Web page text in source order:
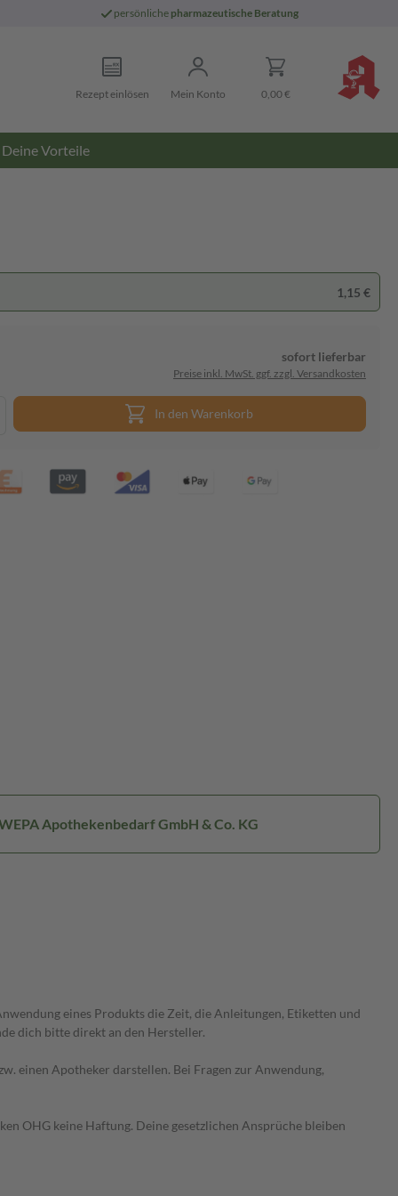
persönliche pharmazeutische Beratung
Rezept einlösen Mein Konto 0,00 €
Deine Vorteile
1,15 €
sofort lieferbar
Preise inkl. MwSt. ggf. zzgl. Versandkosten
In den Warenkorb
Apothekenbedarf GmbH & Co. KG
eines Produkts die Zeit, die Anleitungen, Etiketten und
dich bitte direkt an den Hersteller.
einen Apotheker darstellen. Bei Fragen zur Anwendung,
OHG keine Haftung. Deine gesetzlichen Ansprüche bleiben